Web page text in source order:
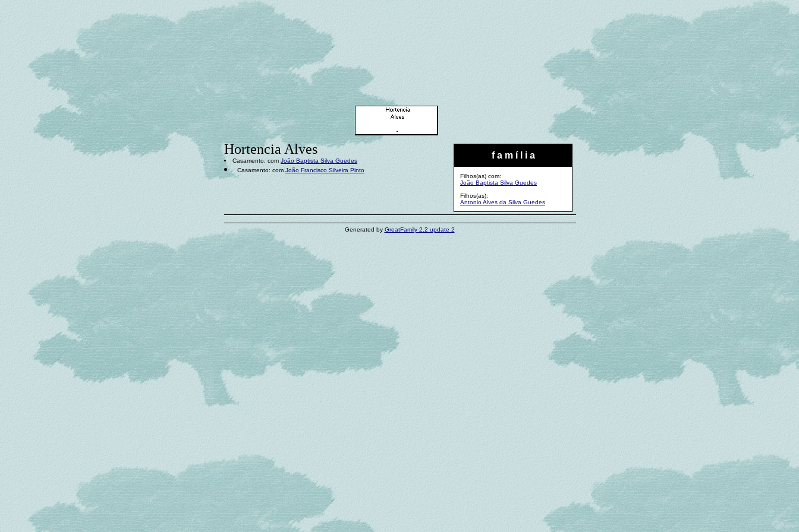
f a m í l i a
Filhos(as) com:
João Baptista Silva Guedes
Filhos(as):
Antonio Alves da Silva Guedes
Hortencia Alves
Casamento: com João Baptista Silva Guedes
Casamento: com João Francisco Silveira Pinto
Generated by GreatFamily 2.2 update 2